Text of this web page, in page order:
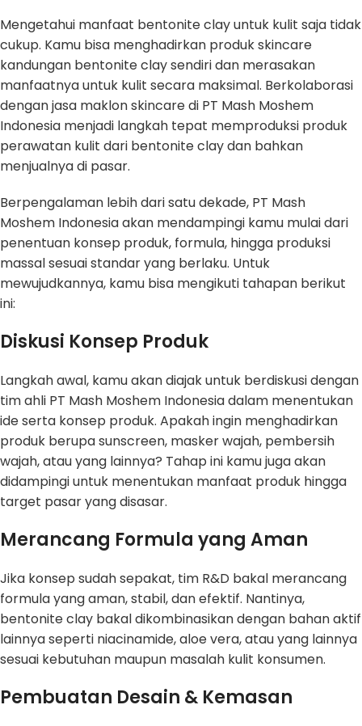
Mengetahui manfaat bentonite clay untuk kulit saja tidak
cukup. Kamu bisa menghadirkan produk skincare
kandungan bentonite clay sendiri dan merasakan
manfaatnya untuk kulit secara maksimal. Berkolaborasi
dengan jasa maklon skincare di PT Mash Moshem
Indonesia menjadi langkah tepat memproduksi produk
perawatan kulit dari bentonite clay dan bahkan
menjualnya di pasar.
Berpengalaman lebih dari satu dekade, PT Mash
Moshem Indonesia akan mendampingi kamu mulai dari
penentuan konsep produk, formula, hingga produksi
massal sesuai standar yang berlaku. Untuk
mewujudkannya, kamu bisa mengikuti tahapan berikut
ini:
Diskusi Konsep Produk
Langkah awal, kamu akan diajak untuk berdiskusi dengan
tim ahli PT Mash Moshem Indonesia dalam menentukan
ide serta konsep produk. Apakah ingin menghadirkan
produk berupa sunscreen, masker wajah, pembersih
wajah, atau yang lainnya? Tahap ini kamu juga akan
didampingi untuk menentukan manfaat produk hingga
target pasar yang disasar.
Merancang Formula yang Aman
Jika konsep sudah sepakat, tim R&D bakal merancang
formula yang aman, stabil, dan efektif. Nantinya,
bentonite clay bakal dikombinasikan dengan bahan aktif
lainnya seperti niacinamide, aloe vera, atau yang lainnya
sesuai kebutuhan maupun masalah kulit konsumen.
Pembuatan Desain & Kemasan